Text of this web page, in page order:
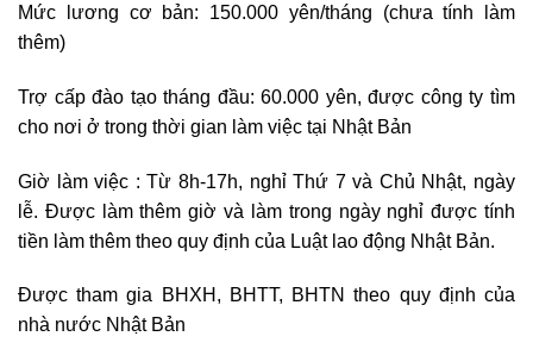
Mức lương cơ bản: 150.000 yên/tháng (chưa tính làm
thêm)
Trợ cấp đào tạo tháng đầu: 60.000 yên, được công ty tìm
cho nơi ở trong thời gian làm việc tại Nhật Bản
Giờ làm việc : Từ 8h-17h, nghỉ Thứ 7 và Chủ Nhật, ngày
lễ. Được làm thêm giờ và làm trong ngày nghỉ được tính
tiền làm thêm theo quy định của Luật lao động Nhật Bản.
Được tham gia BHXH, BHTT, BHTN theo quy định của
nhà nước Nhật Bản